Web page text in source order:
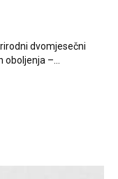
dvomjesečni
–...